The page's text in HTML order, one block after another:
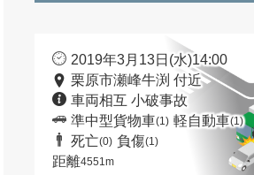
2019年3月13日(水)14:00
栗原市瀬峰牛渕 付近
車両相互 小破事故
準中型貨物車(1) 軽自動車(1)
死亡(0) 負傷(1)
距離4551m